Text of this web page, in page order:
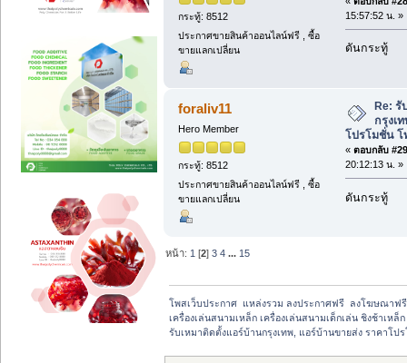
กระทู้: 8512
ประกาศขายสินค้าออนไลน์ฟรี , ซื้อ
ขายแลกเปลี่ยน
15:57:52 น. »
ดันกระทู้
foraliv11
Hero Member
กระทู้: 8512
ประกาศขายสินค้าออนไลน์ฟรี , ซื้อ
ขายแลกเปลี่ยน
Re: รั
กรุงเ
โปรโมชั่น โ
« ตอบกลับ
20:12:13 น. »
ดันกระทู้
หน้า: 1 [2]3 4 ... 15
โพสเว็บประกาศ  แหล่งรวม ลงประกาศฟรี  ลงโฆษณาฟรี
เครื่องเล่นสนามเหล็ก เครื่องเล่นสนามเด็กเล่น ชิงช้าเห
รับเหมาติดตั้งแอร์บ้านกรุงเทพ, แอร์บ้านขายส่ง ราคาโป